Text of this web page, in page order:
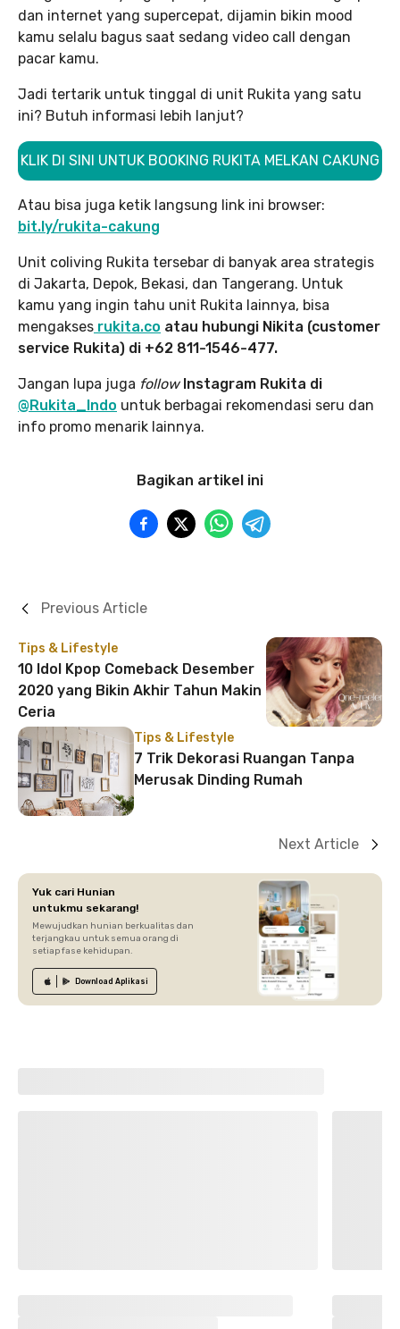
dan internet yang supercepat, dijamin bikin mood
kamu selalu bagus saat sedang video call dengan
pacar kamu.
Jadi tertarik untuk tinggal di unit Rukita yang satu
ini? Butuh informasi lebih lanjut?
KLIK DI SINI UNTUK BOOKING RUKITA MELKAN CAKUNG
Atau bisa juga ketik langsung link ini browser:
bit.ly/rukita-cakung
Unit coliving Rukita tersebar di banyak area strategis
di Jakarta, Depok, Bekasi, dan Tangerang. Untuk
kamu yang ingin tahu unit Rukita lainnya, bisa
mengakses rukita.co atau hubungi Nikita (customer
service Rukita) di +62 811-1546-477.
Jangan lupa juga follow Instagram Rukita di
@Rukita_Indo untuk berbagai rekomendasi seru dan
info promo menarik lainnya.
Bagikan artikel ini
Tips & Lifestyle
10 Idol Kpop Comeback Desember
2020 yang Bikin Akhir Tahun Makin
Ceria
Previous Article
Tips & Lifestyle
7 Trik Dekorasi Ruangan Tanpa
Merusak Dinding Rumah
Next Article
Yuk cari Hunian
untukmu sekarang!
Mewujudkan hunian berkualitas dan
terjangkau untuk semua orang di
setiap fase kehidupan.
Download Aplikasi